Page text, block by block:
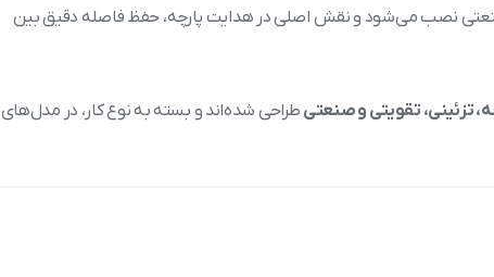
نصب می‌شود و نقش اصلی در هدایت پارچه، حفظ فاصله دقیق بین
تزئینی، تقویتی و صنعتی طراحی شده‌اند و بسته به نوع کار، در مدل‌های